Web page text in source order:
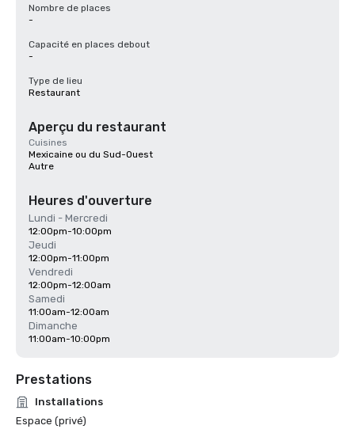
Nombre de places
-
Capacité en places debout
-
Type de lieu
Restaurant
Aperçu du restaurant
Cuisines
Mexicaine ou du Sud-Ouest
Autre
Heures d'ouverture
Lundi - Mercredi
12:00pm-10:00pm
Jeudi
12:00pm-11:00pm
Vendredi
12:00pm-12:00am
Samedi
11:00am-12:00am
Dimanche
11:00am-10:00pm
Prestations
Installations
Espace (privé)